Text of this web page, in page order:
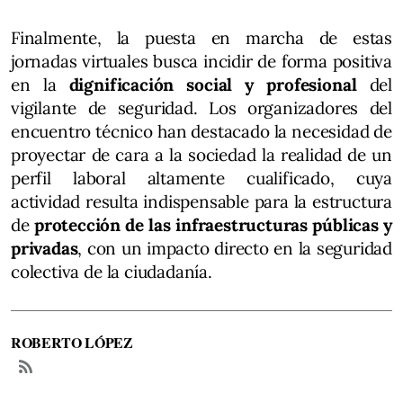
Finalmente, la puesta en marcha de estas
jornadas virtuales busca incidir de forma positiva
en la dignificación social y profesionaldel
vigilante de seguridad. Los organizadores del
encuentro técnico han destacado la necesidad de
proyectar de cara a la sociedad la realidad de un
perfil laboral altamente cualificado, cuya
actividad resulta indispensable para la estructura
de protección de las infraestructuras públicas y
privadas, con un impacto directo en la seguridad
colectiva de la ciudadanía.
ROBERTO LÓPEZ